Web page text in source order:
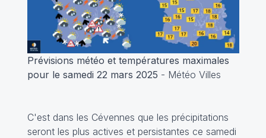
Prévisions météo et températures maximales
pour le samedi 22 mars 2025 - Météo Villes
C'est dans les Cévennes que les précipitations
seront les plus actives et persistantes ce samedi